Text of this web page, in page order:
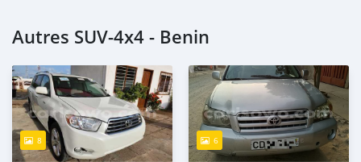
Autres SUV‒4x4 - Benin
8 6